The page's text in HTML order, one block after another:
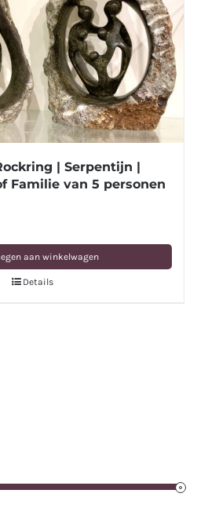
| Serpentijn |
Familie van 5 personen
aan winkelwagen
Details